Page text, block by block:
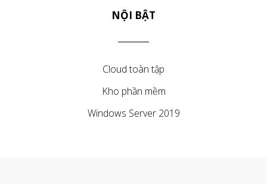
NỘI BẬT
Cloud toàn tập
Kho phần mềm
Windows Server 2019